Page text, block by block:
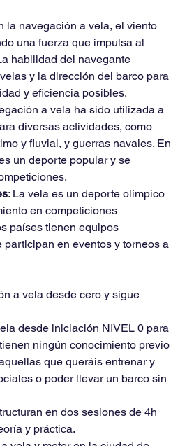
la navegación a vela, el viento
una fuerza que impulsa al
habilidad del navegante
y la dirección del barco para
y eficiencia posibles.
a vela ha sido utilizada a
diversas actividades, como
y fluvial, y guerras navales. En
un deporte popular y se
: La vela es un deporte olímpico
en competiciones
países tienen equipos
en eventos y torneos a
a vela desde cero y sigue
desde iniciación NIVEL 0 para
ningún conocimiento previo
que queráis entrenar y
o poder llevar un barco sin
en dos sesiones de 4h
y práctica.